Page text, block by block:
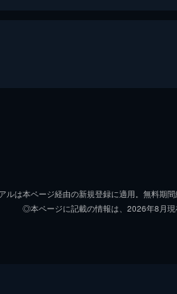
キース
は本ページ経由の新規登録に適用。無料期間
◎本ページに記載の情報は、2026年8月現